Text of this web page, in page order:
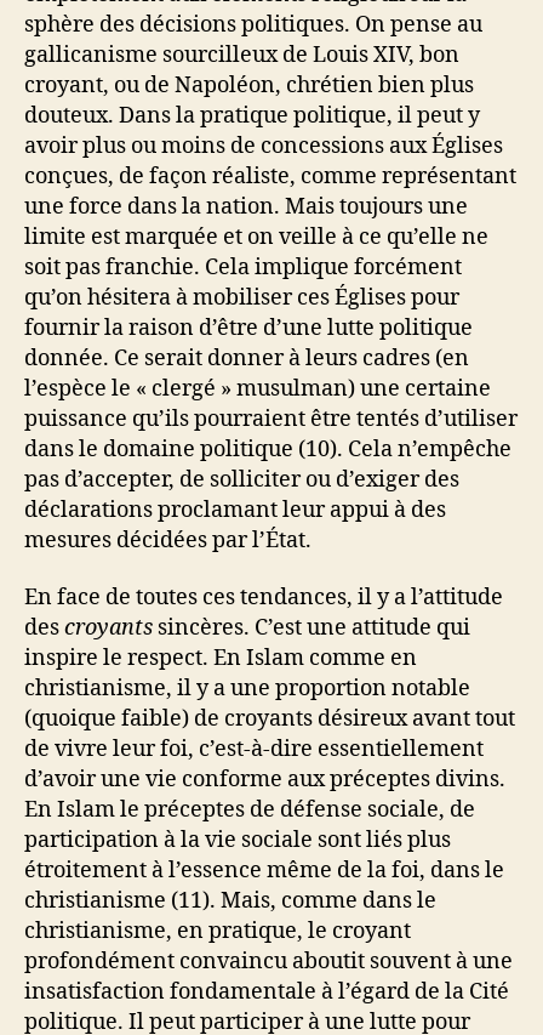
sphère des décisions politiques. On pense au
gallicanisme sourcilleux de Louis XIV, bon
croyant, ou de Napoléon, chrétien bien plus
douteux. Dans la pratique politique, il peut y
avoir plus ou moins de concessions aux Églises
conçues, de façon réaliste, comme représentant
une force dans la nation. Mais toujours une
limite est marquée et on veille à ce qu’elle ne
soit pas franchie. Cela implique forcément
qu’on hésitera à mobiliser ces Églises pour
fournir la raison d’être d’une lutte politique
donnée. Ce serait donner à leurs cadres (en
l’espèce le « clergé » musulman) une certaine
puissance qu’ils pourraient être tentés d’utiliser
dans le domaine politique (10). Cela n’empêche
pas d’accepter, de solliciter ou d’exiger des
déclarations proclamant leur appui à des
mesures décidées par l’État.
En face de toutes ces tendances, il y a l’attitude
descroyants sincères. C’est une attitude qui
inspire le respect. En Islam comme en
christianisme, il y a une proportion notable
(quoique faible) de croyants désireux avant tout
de vivre leur foi, c’est-à-dire essentiellement
d’avoir une vie conforme aux préceptes divins.
En Islam le préceptes de défense sociale, de
participation à la vie sociale sont liés plus
étroitement à l’essence même de la foi, dans le
christianisme (11). Mais, comme dans le
christianisme, en pratique, le croyant
profondément convaincu aboutit souvent à une
insatisfaction fondamentale à l’égard de la Cité
politique. Il peut participer à une lutte pour